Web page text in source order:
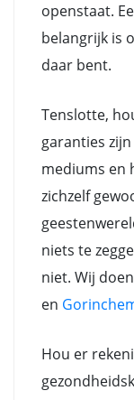
openstaat.
belangrijk is
daar bent.
Tenslotte,
garanties
mediums en
zichzelf
niets te
niet. Wij
en
Hou er